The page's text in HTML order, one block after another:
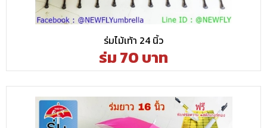
ร่มไม้เท้า 24 นิ้ว
ร่ม 70 บาท